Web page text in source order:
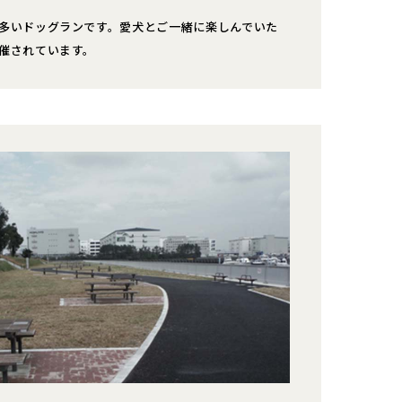
いドッグランです。愛犬とご一緒に楽しんでいた
れています。